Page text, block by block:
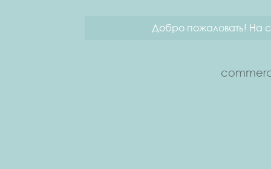
Добро пожаловать! На